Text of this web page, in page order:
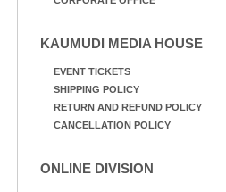
KAUMUDI MEDIA HOUSE
EVENT TICKETS
SHIPPING POLICY
RETURN AND REFUND POLICY
CANCELLATION POLICY
ONLINE DIVISION